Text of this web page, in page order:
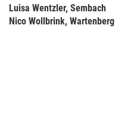
Luisa Wentzler, Sembach
Nico Wollbrink, Wartenberg